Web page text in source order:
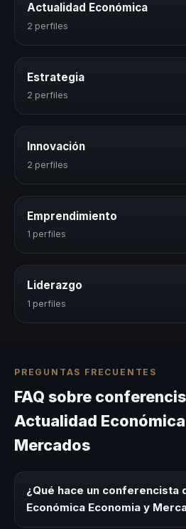
Actualidad Económica
2 perfiles
Estrategia
2 perfiles
Innovación
2 perfiles
Emprendimiento
1 perfiles
Liderazgo
1 perfiles
PREGUNTAS FRECUENTES
FAQ sobre
Actualidad
Mercados
¿Qué hace un conferencista
Económica Economia y